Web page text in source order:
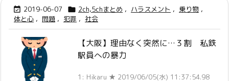
 2019-06-07  2ch,5chまとめ , ハラスメント , 乗り物 ,
体と心 , 問題 , 犯罪 , 社会
【大阪】理由なく突然に…３割 私鉄
駅員への暴力
1: Hikaru ★ 2019/06/05(水) 11:37:54.98